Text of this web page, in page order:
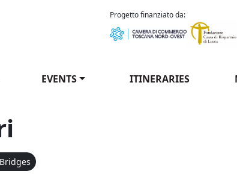
Progetto finanziato da:
EVENTS ITINERARIES